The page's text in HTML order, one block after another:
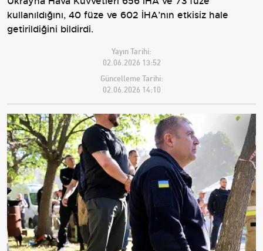
kullanıldığını, 40 füze ve 602 İHA’nın etkisiz hale
getirildiğini bildirdi.
Yayın Tarihi:
02.06.2026 13:52
Güncelleme Tarihi:
02.06.2026 14:10